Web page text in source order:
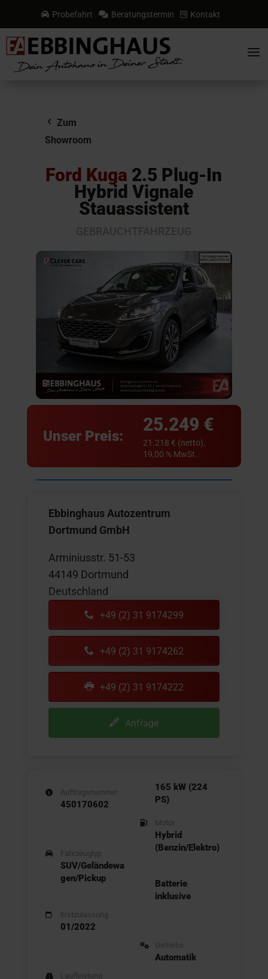
 Probefahrt  Beratungstermin  Kontakt
a
Zum
Showroom
Ford Kuga 2.5 Plug-In
Hybrid Vignale
Stauassistent
Unser Preis:
25.249 €
21.218 € (netto),
19,00 % MwSt.
Ebbinghaus Autozentrum
Dortmund GmbH
Arminiusstr. 51-53
44149 Dortmund
Deutschland
+49 (2) 31 9174299
+49 (2) 31 9174262
+49 (2) 31 9174222
Anfrage
Auftragsnummer
450170602
Fahrzeugtyp
SUV/Geländewa
gen/Pickup
Erstzulassung
01/2022
Laufleistung
165 kW (224
PS)
Motor
Hybrid
(Benzin/Elektro)
Batterie
inklusive
Getriebe
Automatik